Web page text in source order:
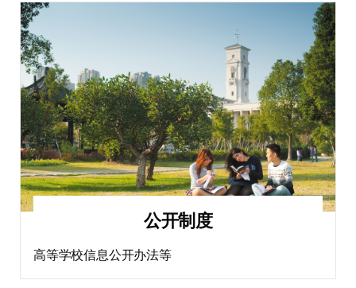
公开制度
高等学校信息公开办法等